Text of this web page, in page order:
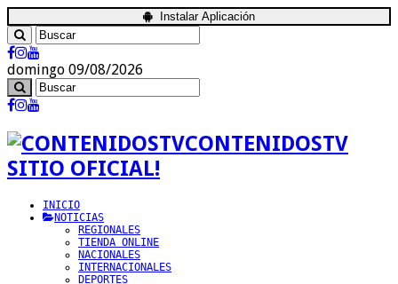
Instalar Aplicación
domingo 09/08/2026
CONTENIDOSTV
SITIO OFICIAL!
INICIO
NOTICIAS
REGIONALES
TIENDA ONLINE
NACIONALES
INTERNACIONALES
DEPORTES